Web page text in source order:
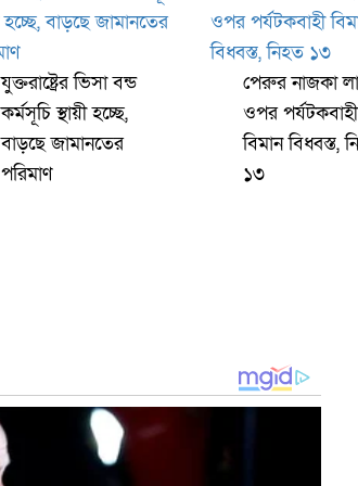
যুক্তরাষ্ট্রের ভিসা বন্ড
কর্মসূচি স্থায়ী হচ্ছে,
বাড়ছে জামানতের
পরিমাণ
পেরুর নাজকা
ওপর পর্যটকবাহী
বিমান বিধ্বস্ত,
১৩